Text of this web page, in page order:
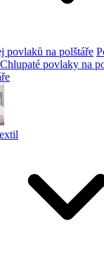
povlaků na polštáře
Chlupaté povlaky na